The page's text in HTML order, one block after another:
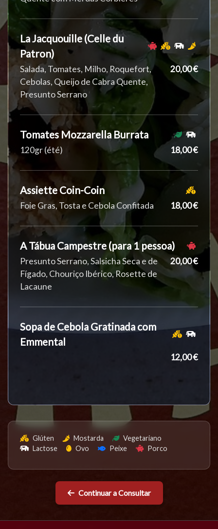
La Jacquouille (Celle du
Patron)
Salada, Tomates, Milho, Roquefort,
Cebolas, Queijo de Cabra Quente,
Presunto Serrano
20,00 €
Tomates Mozzarella Burrata
120gr (été) 18,00 €
Assiette Coin-Coin
Foie Gras, Tosta e Cebola Confitada 18,00 €
A Tábua Campestre (para 1 pessoa)
Presunto Serrano, Salsicha Seca e de
Fígado, Chouriço Ibérico, Rosette de
Lacaune
20,00 €
Sopa de Cebola Gratinada com
Emmental
12,00 €
Glúten Mostarda
Vegetariano
Lactose
Ovo Peixe Porco
Continuar a Consultar